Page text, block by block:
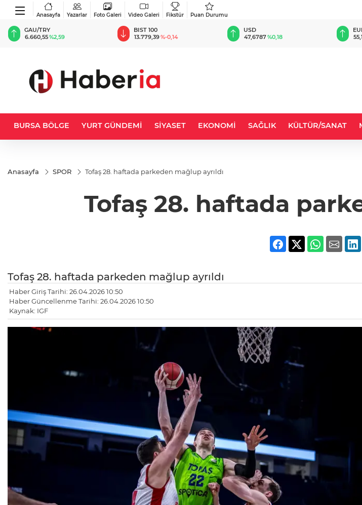
Anasayfa Yazarlar Foto Galeri Video Galeri Fikstür Puan Durumu
BIST 100
13.779,39%-0,14
USD
47,6787%0,18
EUR
55,1254%0,32
BURSA BÖLGE YURT GÜNDEMİ SİYASET EKONOMİ SAĞLIK KÜLTÜR/SANAT
Anasayfa SPOR Tofaş 28. haftada parkeden mağlup ayrıldı
Tofaş 28. haftada
Tofaş 28. haftada parkeden mağlup ayrıldı
Haber Giriş Tarihi: 26.04.2026 10:50
Haber Güncellenme Tarihi: 26.04.2026 10:50
Kaynak: IGF